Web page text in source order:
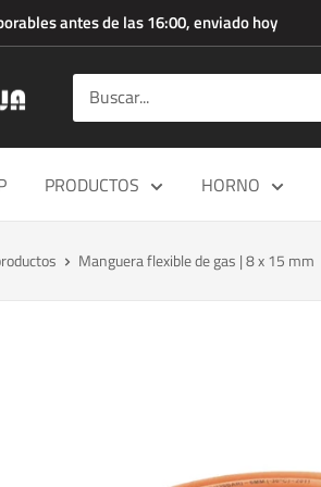
antes de las 16:00, enviado hoy
PRODUCTOS HORNO
Manguera flexible de gas | 8 x 15 mm